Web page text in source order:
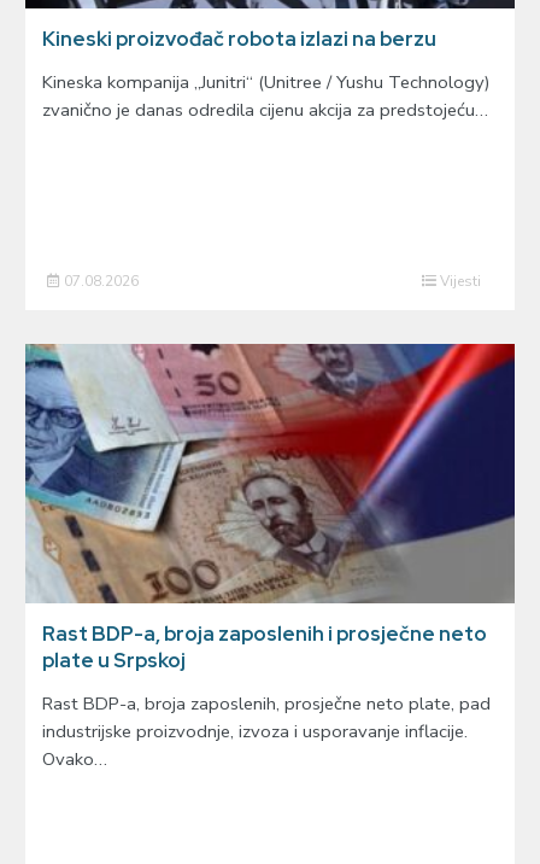
Kineski proizvođač robota izlazi na berzu
Kineska kompanija „Junitri“ (Unitree / Yushu Technology)
zvanično je danas odredila cijenu akcija za predstojeću…
07.08.2026 Vijesti
Rast BDP-a, broja zaposlenih i prosječne neto
plate u Srpskoj
Rast BDP-a, broja zaposlenih, prosječne neto plate, pad
industrijske proizvodnje, izvoza i usporavanje inflacije.
Ovako…